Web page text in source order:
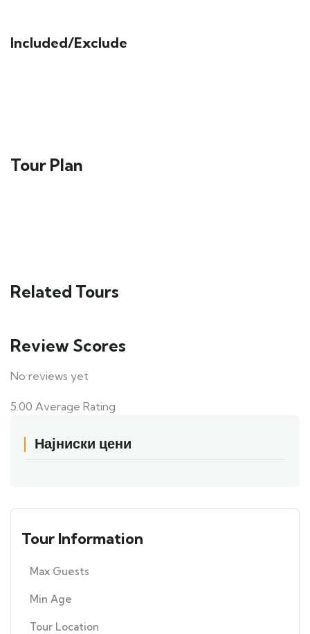
Included/Exclude
Tour Plan
Related Tours
Review Scores
No reviews yet
5.00 Average Rating
Најниски цени
Tour Information
Max Guests
Min Age
Tour Location